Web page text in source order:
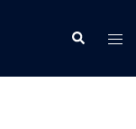
Search